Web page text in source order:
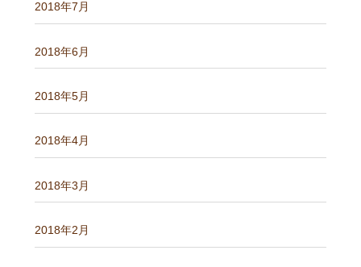
2018年7月
2018年6月
2018年5月
2018年4月
2018年3月
2018年2月